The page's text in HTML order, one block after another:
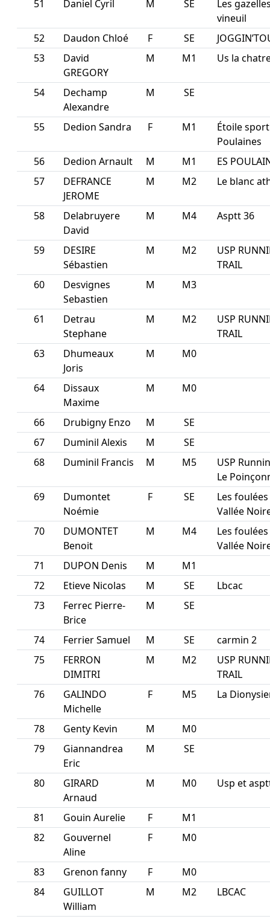
51 Daniel Cyril M SE
Les
vineuil
52
Daudon Chloé F SE
53
David
GREGORY
M M1 Us la
54
Dechamp
Alexandre
M SE
55 Dedion Sandra F M1
Étoile
Poulaines
56
Dedion Arnault M M1
ES
57
DEFRANCE
JEROME
M M2 Le blanc
58
Delabruyere
David
M M4 Asptt 36
59
DESIRE
Sébastien
M M2
USP
TRAIL
60
Desvignes
Sebastien
M M3
61
Detrau
Stephane
M M2
USP
TRAIL
63
Dhumeaux
Joris
M M0
64
Dissaux
Maxime
M M0
66 Drubigny Enzo M
SE
67
Duminil Alexis M
SE
68
Duminil Francis M M5
USP
Le
69
Dumontet
Noémie
F SE
Les
Vallée
70
DUMONTET
Benoit
M M4
Les
Vallée
71
DUPON Denis M
M1
72
Etieve Nicolas M SE
Lbcac
73
Ferrec Pierre-
Brice
M SE
74 Ferrier Samuel M SE
carmin 2
75
FERRON
DIMITRI
M M2
USP
TRAIL
76
GALINDO
Michelle
F M5 La
78 Genty Kevin M
M0
79
Giannandrea
Eric
M SE
80
GIRARD
Arnaud
M M0 Usp et
81 Gouin Aurelie F
M1
82
Gouvernel
Aline
F M0
83 Grenon fanny F
M0
84
GUILLOT
William
M M2 LBCAC